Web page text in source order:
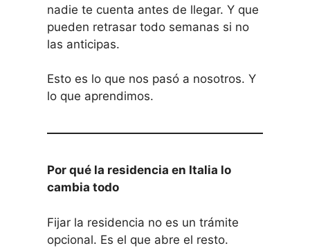
nadie te cuenta antes de llegar. Y que
pueden retrasar todo semanas si no
las anticipas.
Esto es lo que nos pasó a nosotros. Y
lo que aprendimos.
Por qué la residencia en Italia lo
cambia todo
Fijar la residencia no es un trámite
opcional. Es el que abre el resto.